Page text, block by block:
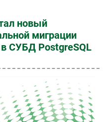
новый
миграции
СУБД PostgreSQL